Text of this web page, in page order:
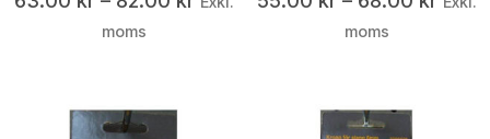
moms
moms